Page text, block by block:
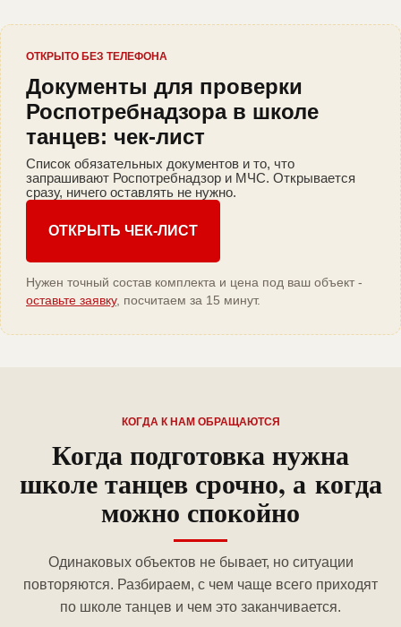
ОТКРЫТО БЕЗ ТЕЛЕФОНА
Документы для проверки
Роспотребнадзора в школе
танцев: чек-лист
Список обязательных документов и то, что
запрашивают Роспотребнадзор и МЧС. Открывается
сразу, ничего оставлять не нужно.
ОТКРЫТЬ ЧЕК-ЛИСТ
Нужен точный состав комплекта и цена под ваш объект -
оставьте заявку, посчитаем за 15 минут.
КОГДА К НАМ ОБРАЩАЮТСЯ
Когда подготовка нужна
школе танцев срочно, а когда
можно спокойно
Одинаковых объектов не бывает, но ситуации
повторяются. Разбираем, с чем чаще всего приходят
по школе танцев и чем это заканчивается.